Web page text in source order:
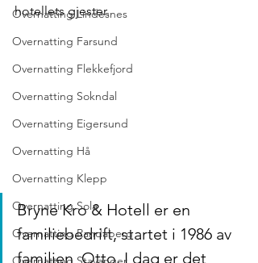
Overnatting Lindesnes
Overnatting Farsund
Overnatting Flekkefjord
Overnatting Sokndal
Overnatting Eigersund
Overnatting Hå
Overnatting Klepp
Overnatting Sola
Overnatting Randaberg
hotellets gjester.
Bryne Kro & Hotell er en
familiebedrift, startet i 1986 av
familien  Otto. I dag er det